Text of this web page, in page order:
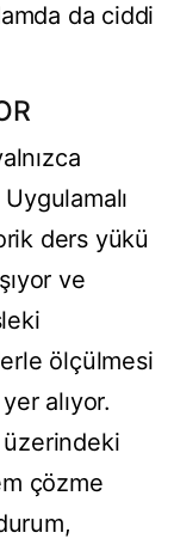
da ciddi
ders yükü
ve
ölçülmesi
alıyor.
üzerindeki
çözme